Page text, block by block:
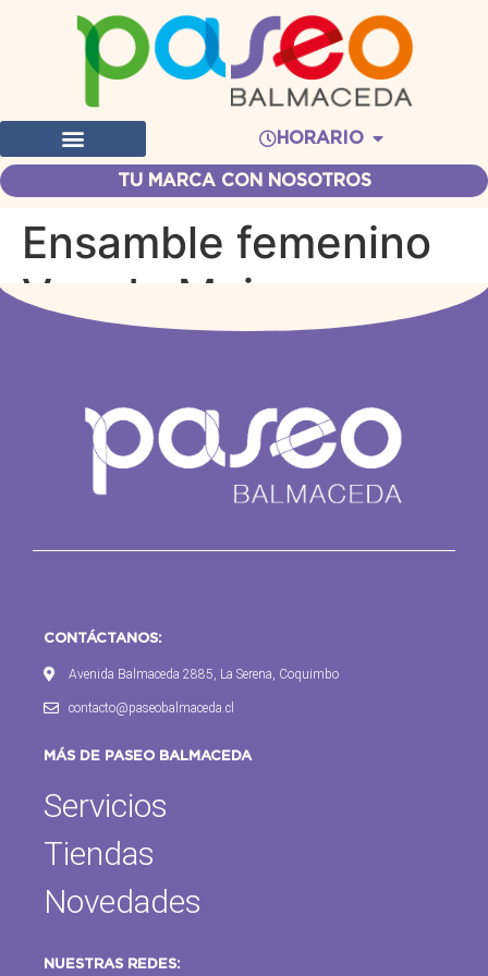
HORARIO
TU MARCA CON NOSOTROS
Ensamble femenino
Voz de Mujer
CONTÁCTANOS:
Avenida Balmaceda 2885, La Serena, Coquimbo
contacto@paseobalmaceda.cl
MÁS DE PASEO BALMACEDA
Servicios
Tiendas
Novedades
NUESTRAS REDES: